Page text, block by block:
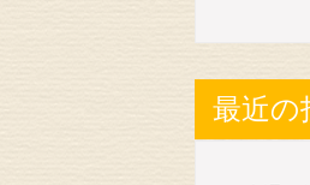
最近の